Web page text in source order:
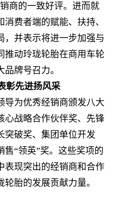
商的一致好评。进而就
费者端的赋能、扶持、
，并表示将进一步加强与
推动玲珑轮胎在商用车轮
牌号召力。
彰先进扬风采
导为优秀经销商颁发八大
心战略合作伙伴奖、先锋
突破奖、集团单位开发
“领英”奖。这些奖项的
表现突出的经销商和合作
胎的发展贡献力量。